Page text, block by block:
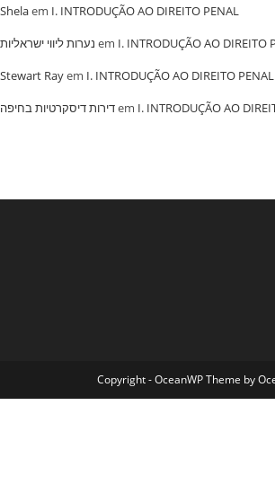
Shelaem I. INTRODUÇÃO AO DIREITO PENAL
נערות ליווי ישראליות em I. INTRODUÇÃO AO DIREITO
Stewart Rayem I. INTRODUÇÃO AO DIREITO PENAL
‏דירות דיסקרטיות בחיפהem I. INTRODUÇÃO AO
Copyright - OceanWP Theme by